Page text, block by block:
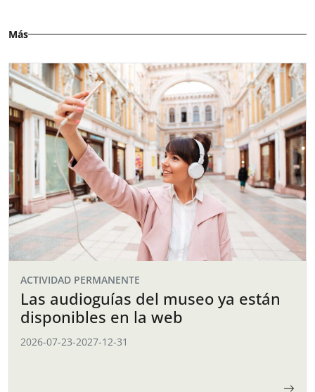
Más
ACTIVIDAD PERMANENTE
Las audioguías del museo ya están
disponibles en la web
2026-07-23-2027-12-31